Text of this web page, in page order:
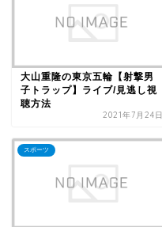
大山重隆の東京五輪【射撃男
子トラップ】ライブ/見逃し視
聴方法
2021年7月24日
スポーツ